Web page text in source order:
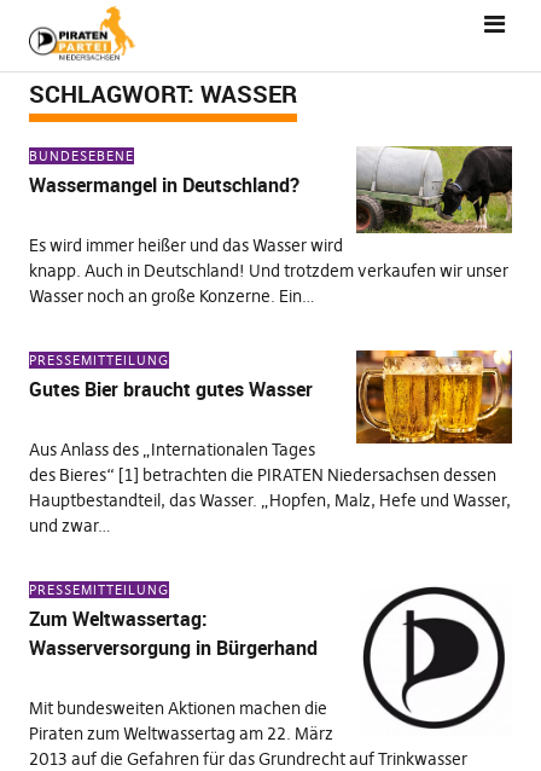
SCHLAGWORT: WASSER
BUNDESEBENE
Wassermangel in Deutschland?
Es wird immer heißer und das Wasser wird
knapp. Auch in Deutschland! Und trotzdem verkaufen wir unser
Wasser noch an große Konzerne. Ein…
PRESSEMITTEILUNG
Gutes Bier braucht gutes Wasser
Aus Anlass des „Internationalen Tages
des Bieres“ [1] betrachten die PIRATEN Niedersachsen dessen
Hauptbestandteil, das Wasser. „Hopfen, Malz, Hefe und Wasser,
und zwar…
PRESSEMITTEILUNG
Zum Weltwassertag:
Wasserversorgung in Bürgerhand
Mit bundesweiten Aktionen machen die
Piraten zum Weltwassertag am 22. März
2013 auf die Gefahren für das Grundrecht auf Trinkwasser